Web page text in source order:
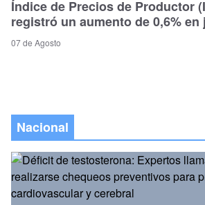
Índice de Precios de Productor
registró un aumento de 0,6% en
07 de Agosto
Nacional